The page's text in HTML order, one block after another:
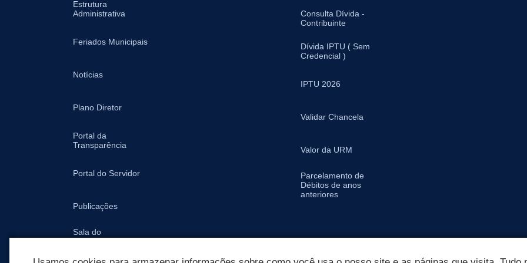
Estrutura
Administrativa
Feriados Municipais
Notícias
Plano Diretor
Portal da
Transparência
Portal do Servidor
Publicações
Sala do
Consulta Dívida -
Contribuinte
Dívida IPTU ( Sem
Credencial )
IPTU 2026
Validar Chancela
Valor da URM
Parcelamento de
Débitos de anos
anteriores